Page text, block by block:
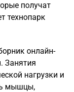
получат
технопарк
онлайн-
Занятия
нагрузки и
мышцы,